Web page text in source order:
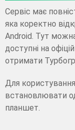
Сервіс має
яка коректно
Android. Тут
доступні на
отримати
Для
встановлювати
планшет.